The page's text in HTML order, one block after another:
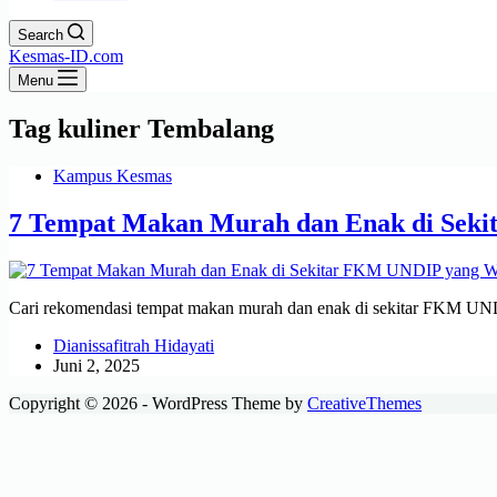
Search
Kesmas-ID.com
Menu
Tag kuliner Tembalang
Kampus Kesmas
7 Tempat Makan Murah dan Enak di
Cari rekomendasi tempat makan murah dan enak di sekitar FKM
Dianissafitrah Hidayati
Juni 2, 2025
Copyright © 2026 - WordPress Theme by CreativeThemes